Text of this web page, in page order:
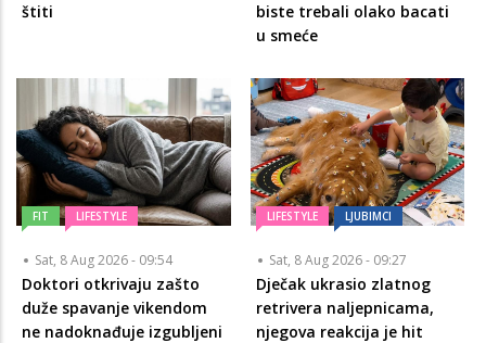
štiti
biste trebali olako bacati
u smeće
FIT LIFESTYLE
Sat, 8 Aug 2026 - 09:54
Doktori otkrivaju zašto
duže spavanje vikendom
ne nadoknađuje izgubljeni
LIFESTYLE LJUBIMCI
Sat, 8 Aug 2026 - 09:27
Dječak ukrasio zlatnog
retrivera naljepnicama,
njegova reakcija je hit